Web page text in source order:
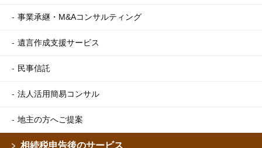
事業承継・M&Aコンサルティング
遺言作成支援サービス
民事信託
法人活用簡易コンサル
地主の方へご提案
相続税申告後のサービス